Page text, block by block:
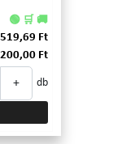
🟢 🛒 🚚
Ft
Ft
+ db